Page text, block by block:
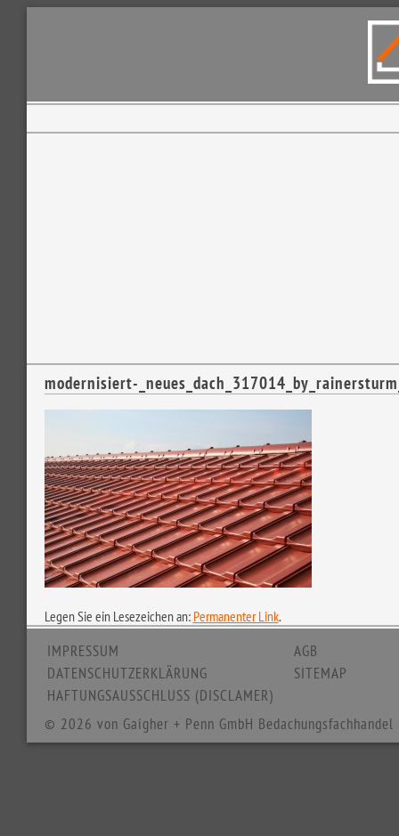
modernisiert-
Legen Sie ein Lesezeichen an: Permanenter Link.
IMPRESSUM
DATENSCHUTZERKLÄRUNG
HAFTUNGSAUSSCHLUSS (DISCLAMER)
AGB
SITEMAP
© 2026 von Gaigher + Penn GmbH Bedachungsfachhandel